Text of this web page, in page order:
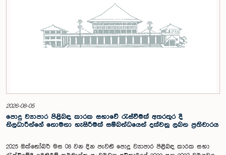
සංසදයේ සාමාජික මන්ත්‍රීවරු සහ වැඩමුළු මාලාව සඳහා අනුග්‍රාහකත්වය
සපයන සංවර්ධන සහකරු වන CII (Coalition for Inclusive Impact)
ආයතනයේ නියෝජිතයෝ එක්ව සිටියහ.මෙම වැඩමුළුව සඳහා සහභාගීවීමට
අපේක්ෂා කරන ගම්පහ දිස්ත්‍රික්කයේ වයස අවු 18 – 35 අතර තරුණ තරුණියන්
https://forms.gle/aVp5UzhLbtPSmVap8 සබැඳිය ඔස්සේ අදාළ පෝරමය
සම්පූර්ණ කොට ලියාපදිංචි විය විය යුතුය.
2026-08-05
පොදු ව්‍යාපාර පිළිබඳ කාරක සභාවේ රැස්වීමක් අතරතුර දී
නිලධාරීන්ගේ නොමනා හැසිරීමක් සම්බන්ධයෙන් දක්වනු ලබන ප්‍රතිචාරය
2025 ඔක්තෝබර් මස 08 වන දින පැවති පොදු ව්‍යාපාර පිළිබඳ කාරක සභා